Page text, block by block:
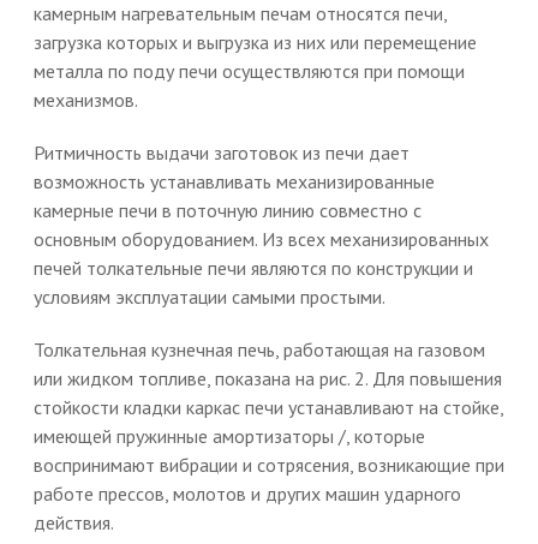
камерным нагревательным печам относятся печи,
загрузка которых и выгрузка из них или перемещение
металла по поду печи осуществляются при помощи
механизмов.
Ритмичность выдачи заготовок из печи дает
возможность устанавливать механизированные
камерные печи в поточную линию совместно с
основным оборудованием. Из всех механизированных
печей толкательные печи являются по конструкции и
условиям эксплуатации самыми простыми.
Толкательная кузнечная печь, работающая на газовом
или жидком топливе, показана на рис. 2. Для повышения
стойкости кладки каркас печи устанавливают на стойке,
имеющей пружинные амортизаторы /, которые
воспринимают вибрации и сотрясения, возникающие при
работе прессов, молотов и других машин ударного
действия.